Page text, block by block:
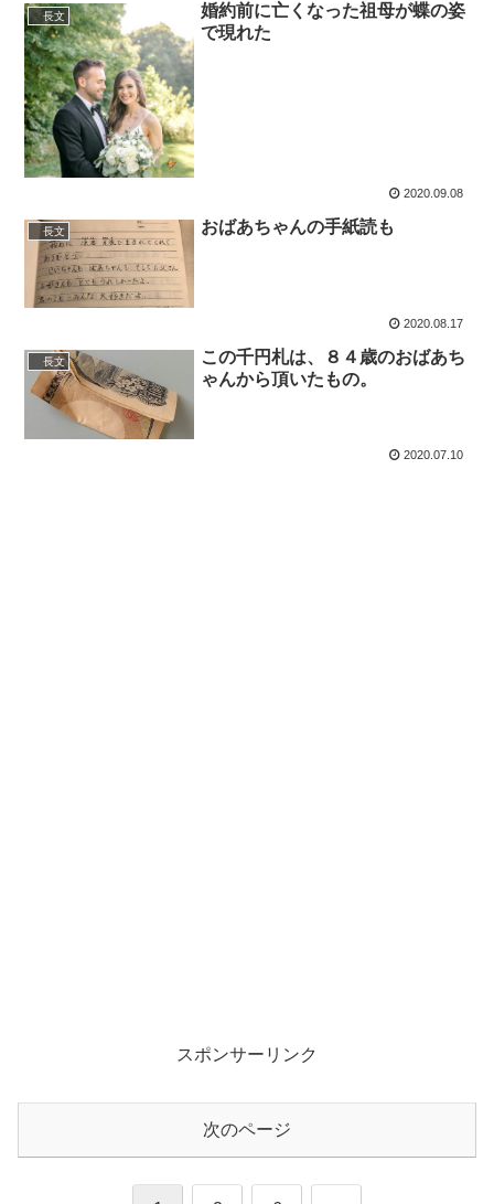
長文
婚約前に亡くなった祖母が蝶の姿
で現れた
2020.09.08
長文 おばあちゃんの手紙読も
2020.08.17
長文
この千円札は、８４歳のおばあち
ゃんから頂いたもの。
2020.07.10
スポンサーリンク
次のページ